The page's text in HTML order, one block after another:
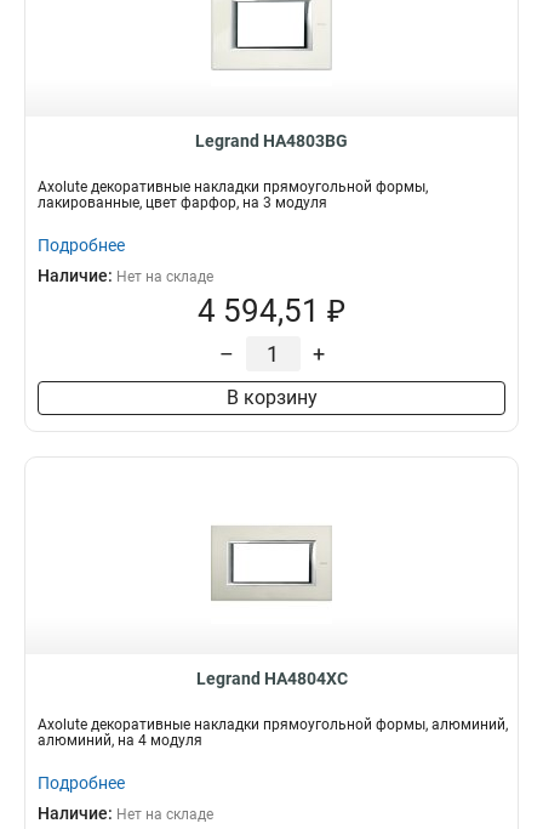
Legrand HA4803BG
Axolute декоративные накладки прямоугольной формы,
лакированные, цвет фарфор, на 3 модуля
Подробнее
Наличие: Нет на складе
4 594,51 ₽
– +
В корзину
Legrand HA4804XC
Axolute декоративные накладки прямоугольной формы, алюминий,
алюминий, на 4 модуля
Подробнее
Наличие: Нет на складе